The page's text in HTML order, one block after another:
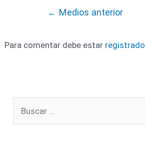
Navegación
entradas
← Medios anterior
Para comentar debe estar registrado
u